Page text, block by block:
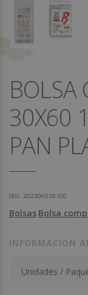
BOLSA
30X60
PAN
SKU: 202306020100
Bolsas Bolsa
INFORMACIÓN
Unidades /